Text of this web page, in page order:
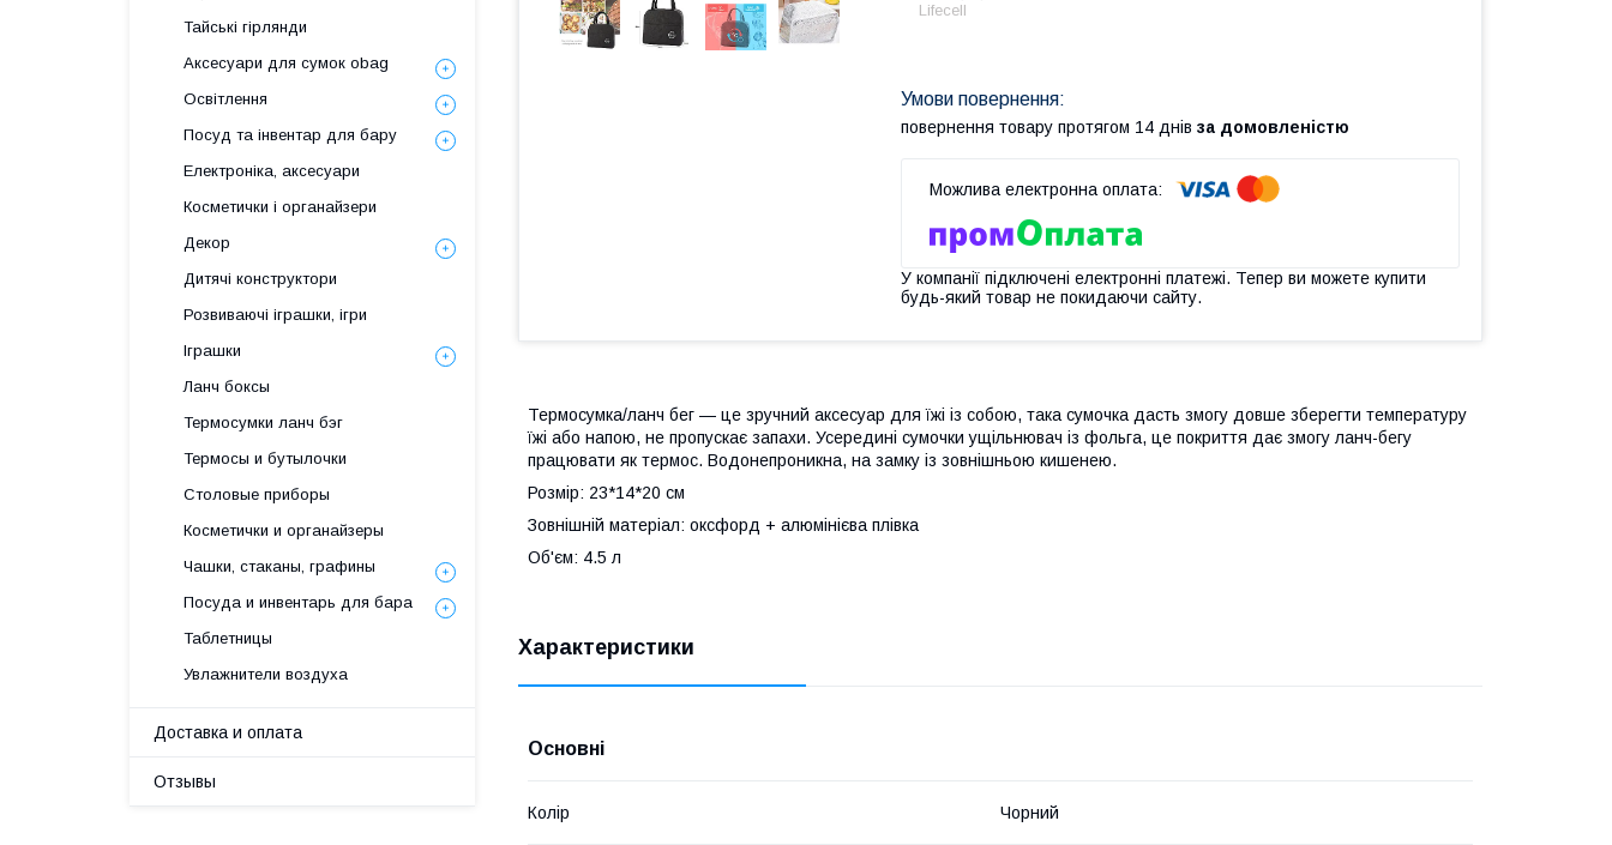
Lifecell
повернення товару протягом 14 днів за домовленістю
У компанії підключені електронні платежі. Тепер ви можете купити
будь-який товар не покидаючи сайту.
Термосумка/ланч бег — це зручний аксесуар для їжі із собою, така сумочка дасть змогу довше зберегти температуру
їжі або напою, не пропускає запахи. Усередині сумочки ущільнювач із фольга, це покриття дає змогу ланч-бегу
працювати як термос. Водонепроникна, на замку із зовнішньою кишенею.
Розмір: 23*14*20 см
Зовнішній матеріал: оксфорд + алюмінієва плівка
Об'єм: 4.5 л
Характеристики
Основні
Колір Чорний
Тайські гірлянди
Аксесуари для сумок obag
Освітлення
Посуд та інвентар для бару
Електроніка, аксесуари
Косметички і органайзери
Декор
Дитячі конструктори
Розвиваючі іграшки, ігри
Іграшки
Ланч боксы
Термосумки ланч бэг
Термосы и бутылочки
Столовые приборы
Косметички и органайзеры
Чашки, стаканы, графины
Посуда и инвентарь для бара
Таблетницы
Увлажнители воздуха
Доставка и оплата
Отзывы